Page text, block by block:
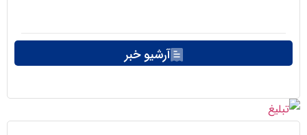
آرشیو خبر